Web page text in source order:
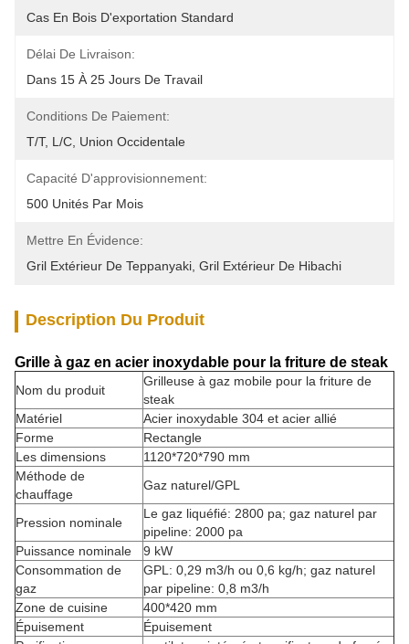
Cas En Bois D'exportation Standard
Délai De Livraison:
Dans 15 À 25 Jours De Travail
Conditions De Paiement:
T/T, L/C, Union Occidentale
Capacité D'approvisionnement:
500 Unités Par Mois
Mettre En Évidence:
Gril Extérieur De Teppanyaki Gril Extérieur De Hibachi
Description Du Produit
Grille à gaz en acier inoxydable pour la friture de steak
Nom du produit
Grilleuse à gaz mobile pour la friture de
steak
Matériel
Acier inoxydable 304 et acier allié
Forme
Rectangle
Les dimensions
1120*720*790 mm
Méthode de
chauffage
Gaz naturel/GPL
Pression nominale
Le gaz liquéfié: 2800 pa; gaz naturel par
pipeline: 2000 pa
Puissance nominale
9 kW
Consommation de
gaz
GPL: 0,29 m3/h ou 0,6 kg/h; gaz naturel
par pipeline: 0,8 m3/h
Zone de cuisine
400*420 mm
Épuisement
Épuisement